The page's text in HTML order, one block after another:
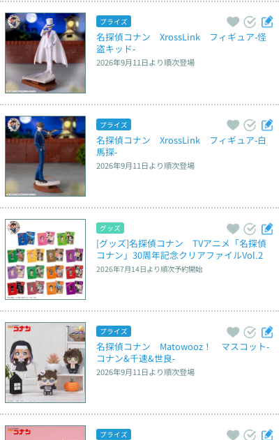
プライズ
名探偵コナン　XrossLink　フィギュア‐怪
盗キッド‐
2026年9月11日より順次登場
プライズ
名探偵コナン　XrossLink　フィギュア‐白
馬探‐
2026年9月11日より順次登場
グッズ
[グッズ]名探偵コナン　TVアニメ「名探偵
コナン」30周年記念クリアファイルVol.2
2026年7月14日より順次予約開始
プライズ
名探偵コナン　Matowooz！　マスコット‐
コナン&千速&世良‐
2026年9月11日より順次登場
プライズ